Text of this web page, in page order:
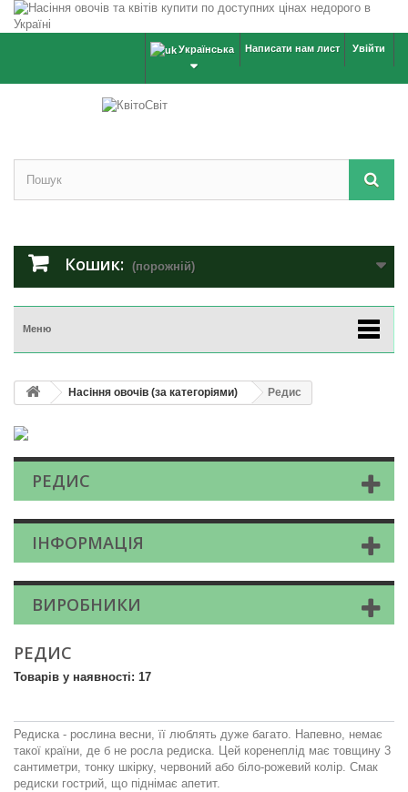
Увійти
Написати нам лист
Українська
Кошик: (порожній)
Меню
Насіння овочів (за категоріями) Редис
РЕДИС
ІНФОРМАЦІЯ
ВИРОБНИКИ
РЕДИС
Товарів у наявності: 17
Редиска - рослина весни, її люблять дуже багато. Напевно, немає
такої країни, де б не росла редиска. Цей коренеплід має товщину 3
сантиметри, тонку шкірку, червоний або біло-рожевий колір. Смак
редиски гострий, що піднімає апетит.